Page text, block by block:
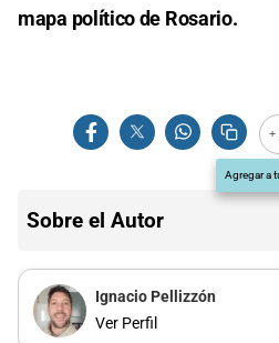
mapa político de Rosario.
+
Agregar a
Sobre el Autor
Ignacio Pellizzón
Ver Perfil